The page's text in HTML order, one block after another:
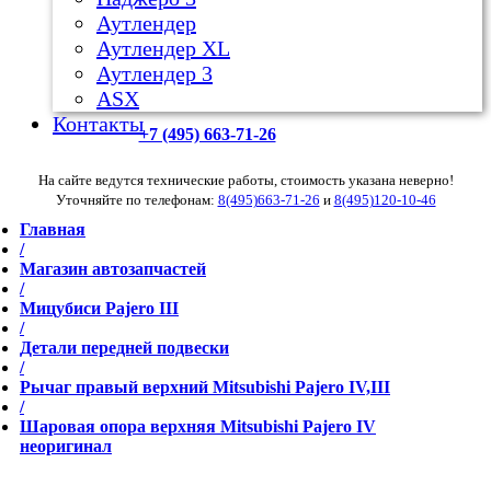
Аутлендер
Аутлендер ХL
Аутлендер 3
ASX
Контакты+7 (495) 663-71-26
На сайте ведутся технические работы, стоимость указана неверно!
Уточняйте по телефонам: 8(495)663-71-26 и 8(495)120-10-46
Главная
/
Магазин автозапчастей
/
Мицубиси Pajero III
/
Детали передней подвески
/
Рычаг правый верхний Mitsubishi Pajero IV,III
/
Шаровая опора верхняя Mitsubishi Pajero IV
неоригинал